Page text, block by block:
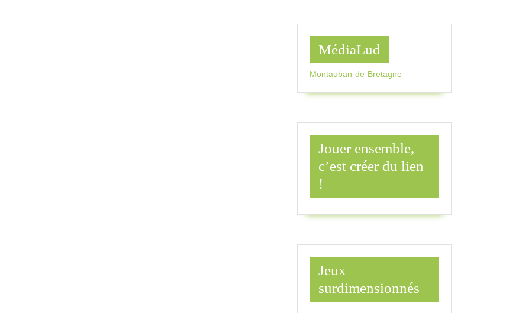
MédiaLud
Montauban-de-Bretagne
Jouer ensemble,
c’est créer du lien
!
Jeux
surdimensionnés